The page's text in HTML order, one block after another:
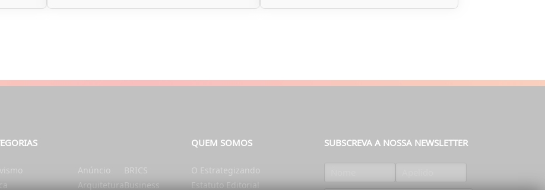
Anúncio
Arquitetura
BRICS
Business
QUEM SOMOS
O Estrategizando
Estatuto Editorial
SUBSCREVA A NOSSA NEWSLETTER